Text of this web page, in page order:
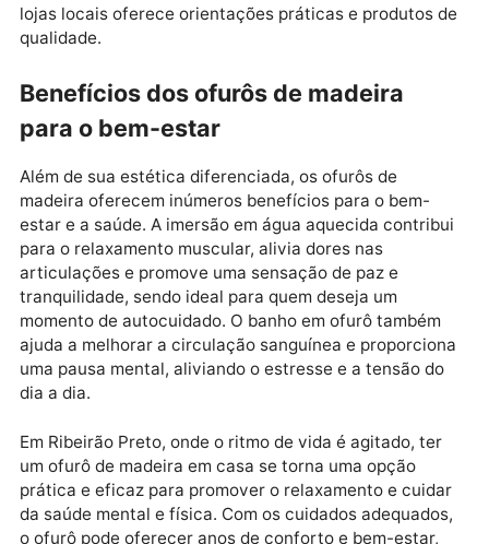
Para que o ofurô de madeira mantenha sua beleza e
funcionalidade, a manutenção regular é essencial. A
desgaste causado pela umidade e pela exposição ao
sol. Aplicar verniz ou óleos protetores a cada seis
meses é uma medida importante para prolongar a
durabilidade do material e preservar o aspecto
da madeira.
Outro cuidado importante é evitar que o ofurô fique
vazio por períodos prolongados, pois a falta de água
pode causar o ressecamento da madeira, resultando
em rachaduras e perda de resistência. Manter o
sempre com uma pequena quantidade de água
preservar a umidade do material e evita
cuidados específicos para ofurôs de madeira,
consultar o preço de banheiras em Ribeirão Preto
lojas locais oferece orientações práticas e produtos
qualidade.